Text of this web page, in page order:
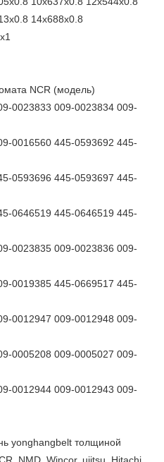
14x688x0.8
NCR (модель)
0023833 009-0023834 009-
0016560 445-0593692 445-
0593696 445-0593697 445-
0646519 445-0646519 445-
0023835 009-0023836 009-
0019385 445-0669517 445-
0012947 009-0012948 009-
0005208 009-0005027 009-
0012944 009-0012943 009-